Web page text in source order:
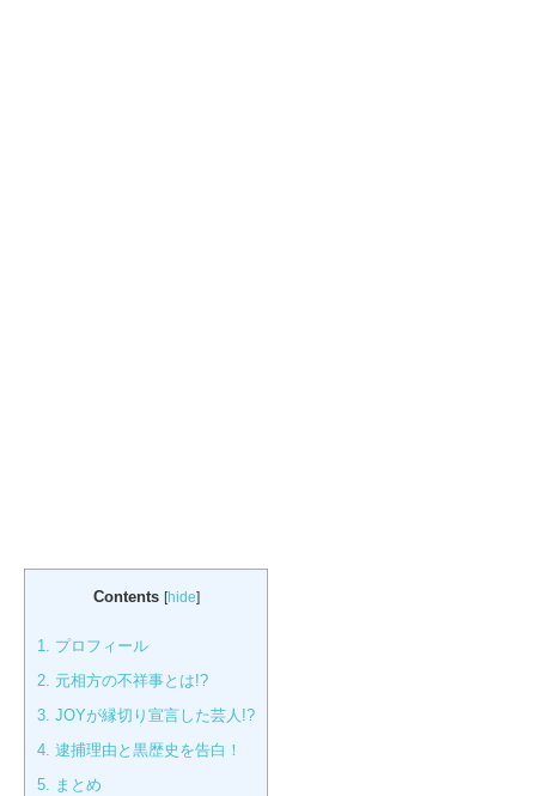
Contents [hide]
1. プロフィール
2. 元相方の不祥事とは!?
3. JOYが縁切り宣言した芸人!?
4. 逮捕理由と黒歴史を告白！
5. まとめ